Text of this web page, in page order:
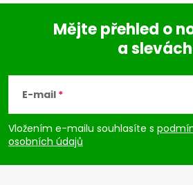
p
a
Mějte přehled o
a slevách
E-mail
Vložením e-mailu souhlasíte s
osobních údajů